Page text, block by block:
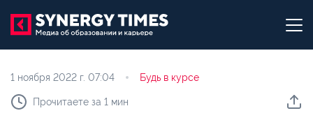
1 ноября 2022 г. 07:04 Будь в курсе
Прочитаете за 1 мин